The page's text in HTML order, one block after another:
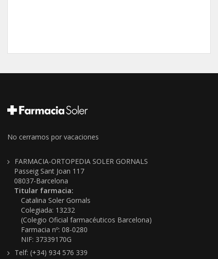
No cerramos por vacaciones
FARMACIA-ORTOPEDIA SOLER GORNALS
Passeig Sant Joan 117
08037-Barcelona
Titular farmacia:
Catalina Soler Gornals
Colegiada: 13232
(Colegio Oficial farmacéuticos Barcelona)
Farmacia nº: 08-0280
NIF: 37339170G
Telf: (+34) 934 576 339